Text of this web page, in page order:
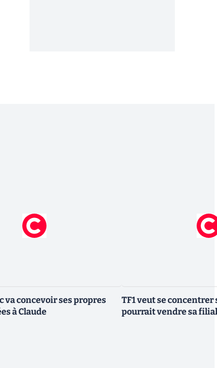
va concevoir ses propres
à Claude
TF1 veut se
pourrait vendre sa